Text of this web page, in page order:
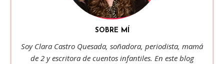
SOBRE MÍ
Soy Clara Castro Quesada, soñadora, periodista, mamá
de 2 y escritora de cuentos infantiles. En este blog